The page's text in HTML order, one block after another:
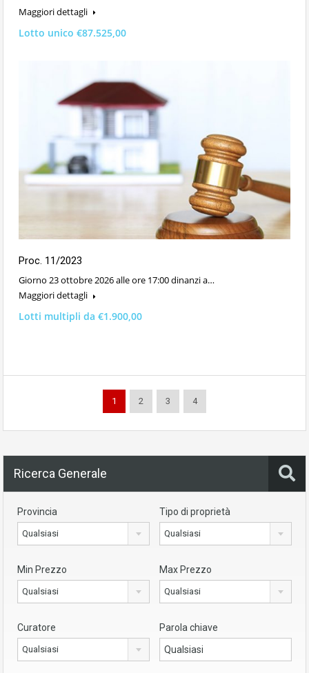
Maggiori dettagli
Lotto unico €87.525,00
Proc. 11/2023
Giorno 23 ottobre 2026 alle ore 17:00 dinanzi a…
Maggiori dettagli
Lotti multipli da €1.900,00
1 2 3 4
Ricerca Generale
Provincia
Qualsiasi
Tipo di proprietà
Qualsiasi
Min Prezzo
Qualsiasi
Max Prezzo
Qualsiasi
Curatore
Qualsiasi
Parola chiave